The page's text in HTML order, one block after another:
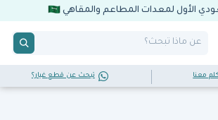
الأول لمعدات المطاعم والمقاهي
معنا تبحث عن قطع غيار؟